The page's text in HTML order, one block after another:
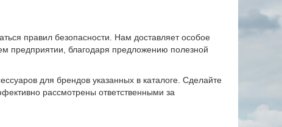
правил безопасности. Нам доставляет особое
предприятии, благодаря предложению полезной
для брендов указанных в каталоге. Сделайте
рассмотрены ответственными за